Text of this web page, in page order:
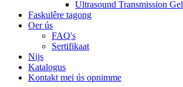
Ultrasound Transmission Gel
Faskulêre tagong
Oer ús
FAQ's
Sertifikaat
Nijs
Katalogus
Kontakt mei ús opnimme